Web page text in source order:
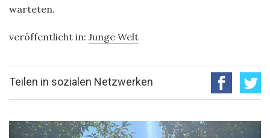
warteten.
veröffentlicht in: Junge Welt
Teilen in sozialen Netzwerken